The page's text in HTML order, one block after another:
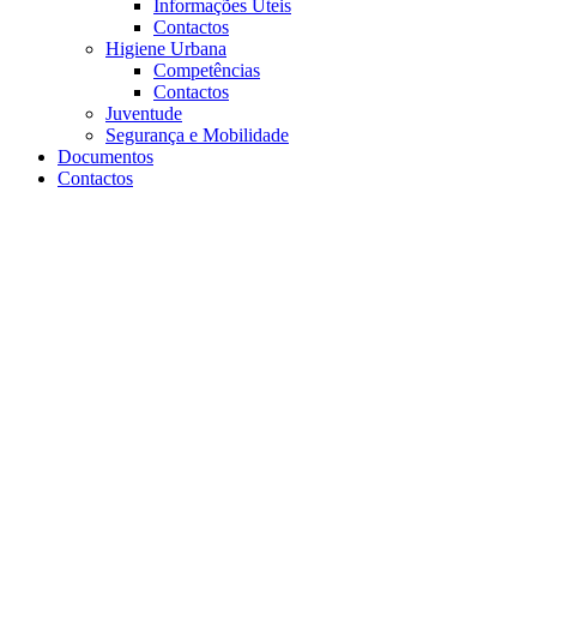
Informações Úteis
Contactos
Higiene Urbana
Competências
Contactos
Juventude
Segurança e Mobilidade
Documentos
Contactos